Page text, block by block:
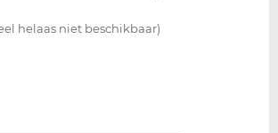
helaas niet beschikbaar)